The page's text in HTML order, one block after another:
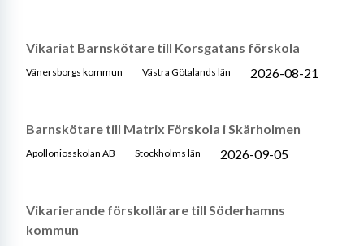
Vikariat Barnskötare till Korsgatans förskola
Vänersborgs kommun Västra Götalands län 2026-08-21
Barnskötare till Matrix Förskola i Skärholmen
Apolloniosskolan AB Stockholms län 2026-09-05
Vikarierande förskollärare till Söderhamns
kommun